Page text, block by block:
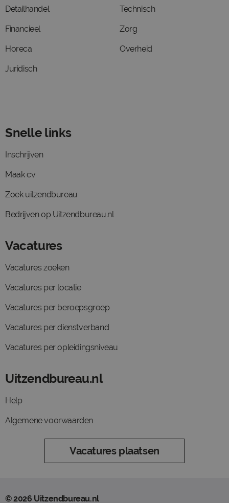
Detailhandel
Financieel
Horeca
Juridisch
Technisch
Zorg
Overheid
Snelle links
Inschrijven
Maak cv
Zoek uitzendbureau
Bedrijven op Uitzendbureau.nl
Vacatures
Vacatures zoeken
Vacatures per locatie
Vacatures per beroepsgroep
Vacatures per dienstverband
Vacatures per opleidingsniveau
Uitzendbureau.nl
Help
Algemene voorwaarden
Vacatures plaatsen
© 2026 Uitzendbureau.nl